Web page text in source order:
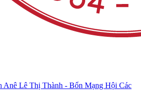
Anê Lê Thị Thành - Bổn Mạng Hội Các